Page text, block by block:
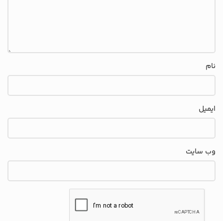
نام
ایمیل
وب‌ سایت